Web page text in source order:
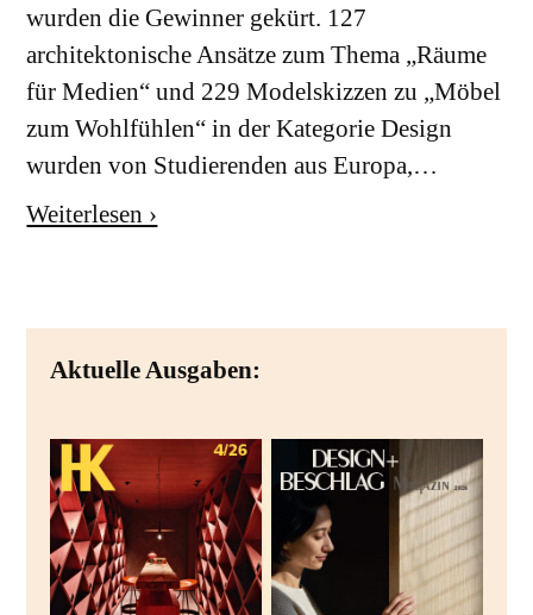
wurden die Gewinner gekürt. 127
architektonische Ansätze zum Thema „Räume
für Medien“ und 229 Modelskizzen zu „Möbel
zum Wohlfühlen“ in der Kategorie Design
wurden von Studierenden aus Europa,…
Weiterlesen ›
Aktuelle Ausgaben: